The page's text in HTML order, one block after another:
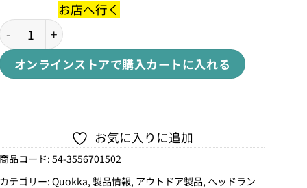
お店へ行く
150 HEADLAMPクオッカ 150ルーメン ヘッドラン
オンラインストアで購入カートに入れる
お気に入りに追加
商品コード:54-3556701502
カテゴリー:Quokka,製品情報, アウトドア製品, ヘッドラン